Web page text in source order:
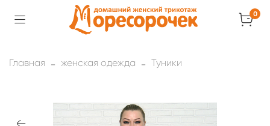
0
Главная женская одежда Туники